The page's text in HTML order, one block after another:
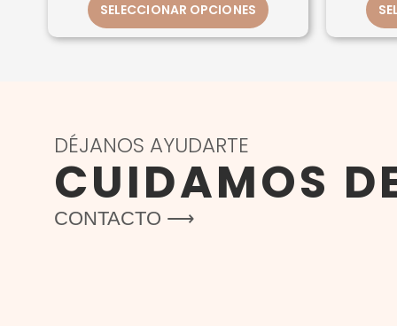
SELECCIONAR OPCIONES
DÉJANOS AYUDARTE
CUIDAMOS
CONTACTO ⟶